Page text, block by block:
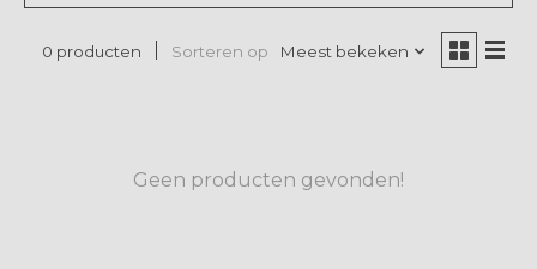
0 producten Sorteren op Meest bekeken
Geen producten gevonden!